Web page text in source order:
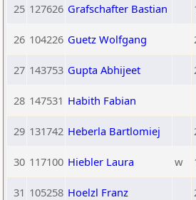
25 127626 Grafschafter Bastian
26 104226 Guetz Wolfgang
27 143753 Gupta Abhijeet
28 147531 Habith Fabian
29 131742 Heberla Bartlomiej
30 117100 Hiebler Laura w
31 105258 Hoelzl Franz